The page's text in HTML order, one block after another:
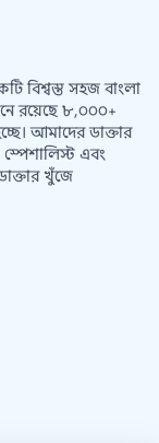
বিশ্বস্ত সহজ বাংলা
রয়েছে ৮,০০০+
আমাদের ডাক্তার
এবং
খুঁজে